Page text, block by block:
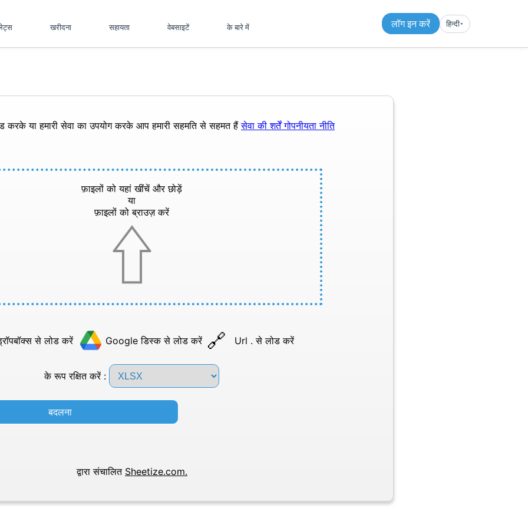
खरीदना सहायता वेबसाइटें के बारे में लॉग इन करें हिन्दी▾︎
करके या हमारी सेवा का उपयोग करके आप हमारी सहमति से सहमत हैंसेवा की शर्तेंगोपनीयता नीति
फ़ाइलों को यहां खींचें और छोड़ें
या
फ़ाइलों को ब्राउज़ करें
से लोड करें Google डिस्क से लोड करें Url . से लोड करें
के रूप रक्षित करें :
बदलना
द्वारा संचालित Sheetize.com.